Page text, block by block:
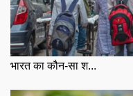
भारत का कौन-सा श...